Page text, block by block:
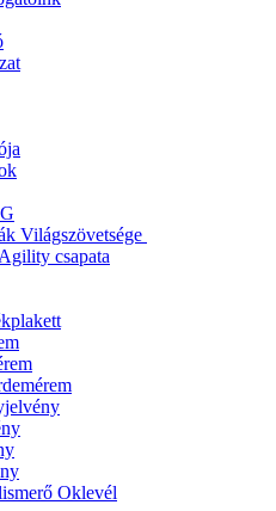
Világszövetsége
csapata
Oklevél